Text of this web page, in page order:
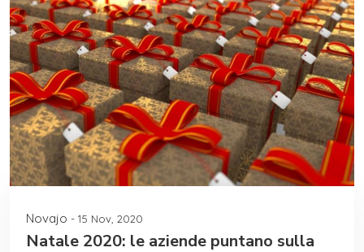
Novajo - 15 Nov, 2020
Natale 2020: le aziende puntano sulla